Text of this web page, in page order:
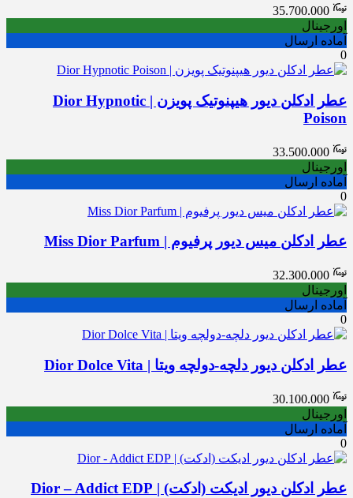
35.700.000
اورجینال
آماده ارسال
0
عطر ادکلن دیور هیپنوتیک پویزن | Dior Hypnotic
Poison
33.500.000
اورجینال
آماده ارسال
0
عطر ادکلن میس دیور پرفیوم | Miss Dior Parfum
32.300.000
اورجینال
آماده ارسال
0
عطر ادکلن دیور دلچه-دولچه ویتا | Dior Dolce Vita
30.100.000
اورجینال
آماده ارسال
0
عطر ادکلن دیور ادیکت (ادکت) | Dior – Addict EDP